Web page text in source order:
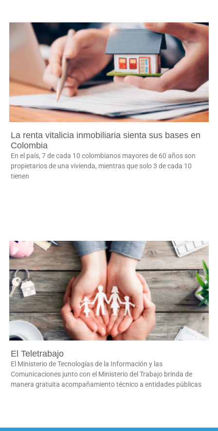
La renta vitalicia inmobiliaria sienta sus bases en
Colombia
En el país, 7 de cada 10 colombianos mayores de 60 años son
propietarios de una vivienda, mientras que solo 3 de cada 10
tienen
El Teletrabajo
El Ministerio de Tecnologías de la Información y las
Comunicaciones junto con el Ministerio del Trabajo brinda de
manera gratuita acompañamiento técnico a entidades públicas